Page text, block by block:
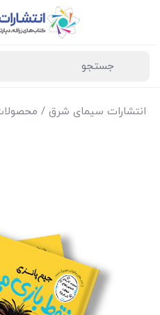
انتشارات سیمای شرق /